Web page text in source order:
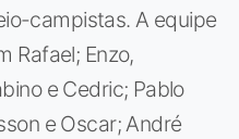
campistas. A equipe
Rafael; Enzo,
e Cedric; Pablo
e Oscar; André